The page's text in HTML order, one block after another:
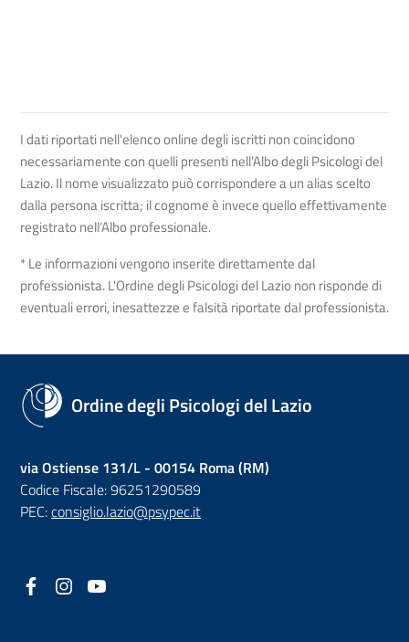
I dati riportati nell'elenco online degli iscritti non coincidono
necessariamente con quelli presenti nell’Albo degli Psicologi del
Lazio. Il nome visualizzato può corrispondere a un alias scelto
dalla persona iscritta; il cognome è invece quello effettivamente
registrato nell’Albo professionale.
* Le informazioni vengono inserite direttamente dal
professionista. L'Ordine degli Psicologi del Lazio non risponde di
eventuali errori, inesattezze e falsità riportate dal professionista.
Ordine degli Psicologi del Lazio
via Ostiense 131/L - 00154 Roma (RM)
Codice Fiscale: 96251290589
PEC:consiglio.lazio@psypec.it
Facebook
(nuova scheda - new tab)
Instagram
(nuova scheda - new tab)